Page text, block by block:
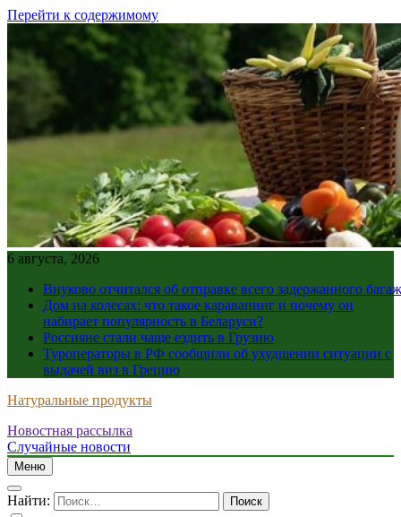
Перейти к содержимому
6 августа, 2026
Внуково отчитался об отправке всего задержанного
Дом на колесах: что такое караванинг и почему он
набирает популярность в Беларуси?
Россияне стали чаще ездить в Грузию
Туроператоры в РФ сообщили об ухудшении ситуации с
выдачей виз в Грецию
Натуральные продукты
Новостная рассылка
Случайные новости
Меню
Найти: